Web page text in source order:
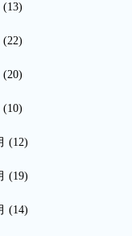
(13)
(22)
(20)
(10)
(12)
(19)
(14)